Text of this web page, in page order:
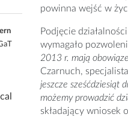
powinna wejść w
Podjęcie
wymagało
2013 r. mają
Czarnuch,
jeszcze sześćdziesiąt
możemy prowadzić
składający wniosek